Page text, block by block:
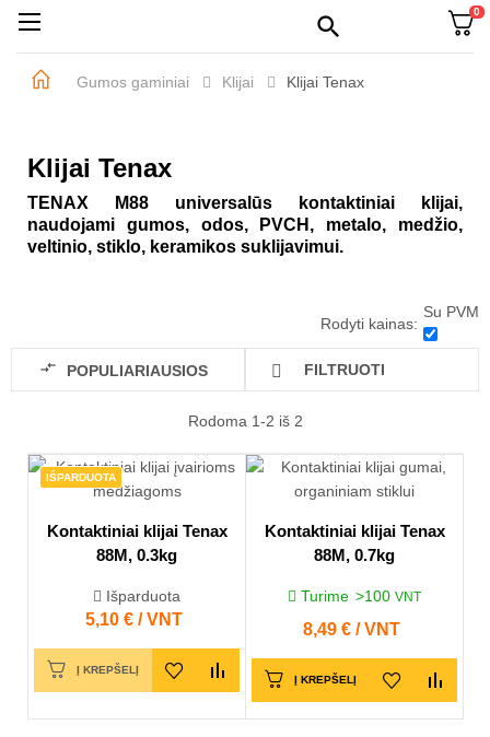

0
Perjungti
☰
Gumos gaminiai Klijai Klijai Tenax
Klijai Tenax
TENAX M88 universalūs kontaktiniai klijai,
naudojami gumos, odos, PVCH, metalo, medžio,
veltinio, stiklo, keramikos suklijavimui.
Rodyti kainas:
Su PVM
 POPULIARIAUSIOS  FILTRUOTI
Rodoma 1-2 iš 2
IŠPARDUOTA
Kontaktiniai klijai Tenax
88M, 0.3kg
Išparduota
Kaina
5,10 € / VNT
Į KREPŠELĮ
Kontaktiniai klijai Tenax
88M, 0.7kg
Turime >100 VNT
Kaina
8,49 € / VNT
Į KREPŠELĮ